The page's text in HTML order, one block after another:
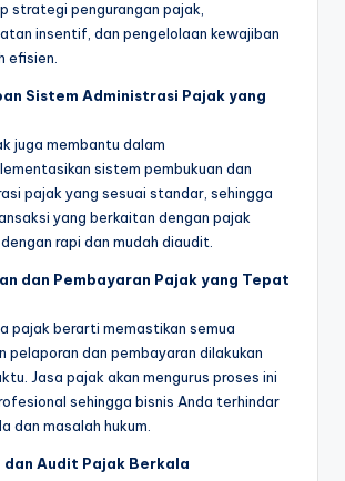
strategi pengurangan pajak,
insentif, dan pengelolaan kewajiban
efisien.
Sistem Administrasi Pajak yang
juga membantu dalam
sistem pembukuan dan
pajak yang sesuai standar, sehingga
yang berkaitan dengan pajak
rapi dan mudah diaudit.
dan Pembayaran Pajak yang Tepat
pajak berarti memastikan semua
pelaporan dan pembayaran dilakukan
Jasa pajak akan mengurus proses ini
sehingga bisnis Anda terhindar
dan masalah hukum.
dan Audit Pajak Berkala